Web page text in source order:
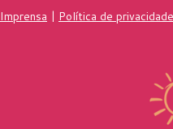
Imprensa | Política de privacidade